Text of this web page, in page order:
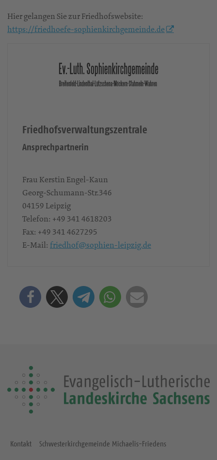
Hier gelangen Sie zur Friedhofswebsite:
https://friedhoefe-sophienkirchgemeinde.de
Friedhofsverwaltungszentrale
Ansprechpartnerin
Frau Kerstin Engel-Kaun
Georg-Schumann-Str.346
04159 Leipzig
Telefon: +49 341 4618203
Fax: +49 341 4627295
E-Mail: friedhof@sophien-leipzig.de
Kontakt Schwesterkirchgemeinde Michaelis-Friedens